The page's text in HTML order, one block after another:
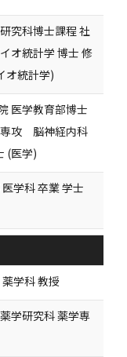
究科博士課程 社
オ統計学 博士 修
オ統計学)
医学教育部博士
専攻 脳神経内科
(医学)
学科 卒業 学士
学科 教授
学研究科 薬学専